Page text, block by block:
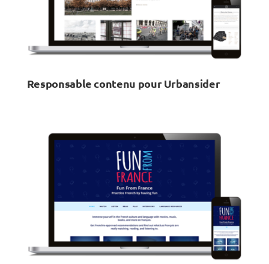
Responsable contenu pour Urbansider